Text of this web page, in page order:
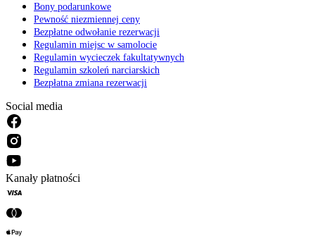
Bony podarunkowe
Pewność niezmiennej ceny
Bezpłatne odwołanie rezerwacji
Regulamin miejsc w samolocie
Regulamin wycieczek fakultatywnych
Regulamin szkoleń narciarskich
Bezpłatna zmiana rezerwacji
Social media
Kanały płatności